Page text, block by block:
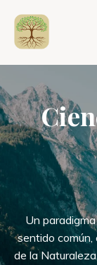
Un
sentido común,
de la